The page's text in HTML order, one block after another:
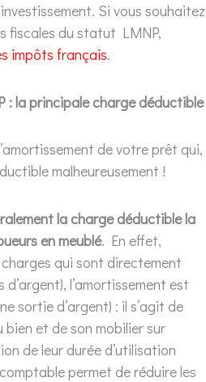
Si vous souhaitez
fiscales du statut LMNP,
impôts français.
: la principale charge déductible
de votre prêt qui,
malheureusement !
la charge déductible la
en meublé. En effet,
qui sont directement
l’amortissement est
sortie d’argent) : il s’agit de
et de son mobilier sur
de leur durée d’utilisation
permet de réduire les